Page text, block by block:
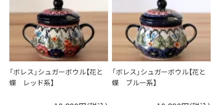
「ボレス」シュガーボウル【花と
蝶 レッド系】
「ボレス」シュガーボウル【花と
蝶 ブルー系】